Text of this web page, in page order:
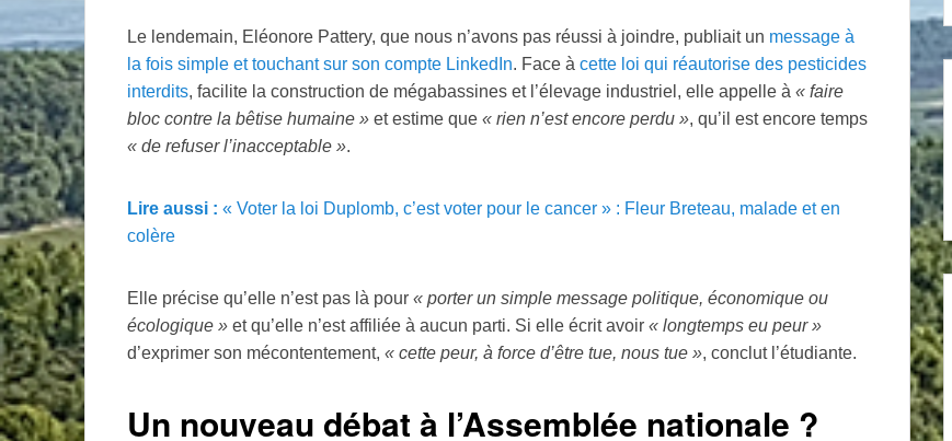
Le lendemain, Eléonore Pattery, que nous n’avons pas réussi à joindre, publiait un message à
la fois simple et touchant sur son compte LinkedIn. Face à cette loi qui réautorise des pesticides
interdits, facilite la construction de mégabassines et l’élevage industriel, elle appelle à « faire
bloc contre la bêtise humaine » et estime que « rien n’est encore perdu », qu’il est encore temps
« de refuser l’inacceptable ».
Lire aussi : « Voter la loi Duplomb, c’est voter pour le cancer » : Fleur Breteau, malade et en
colère
Elle précise qu’elle n’est pas là pour « porter un simple message politique, économique ou
écologique » et qu’elle n’est affiliée à aucun parti. Si elle écrit avoir « longtemps eu peur »
d’exprimer son mécontentement, « cette peur, à force d’être tue, nous tue », conclut l’étudiante.
Un nouveau débat à l’Assemblée nationale ?